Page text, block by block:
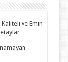
ve Emin